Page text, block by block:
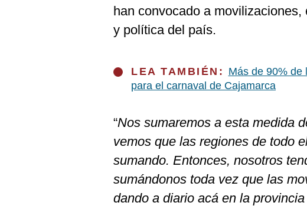
han convocado a
y política del país.
LEA TAMBIÉN: Más de 90% de
para el carnaval de Cajamarca
“Nos sumaremos a esta medida
vemos que las regiones de todo
sumando. Entonces, nosotros
sumándonos toda vez que las
dando a diario acá en la